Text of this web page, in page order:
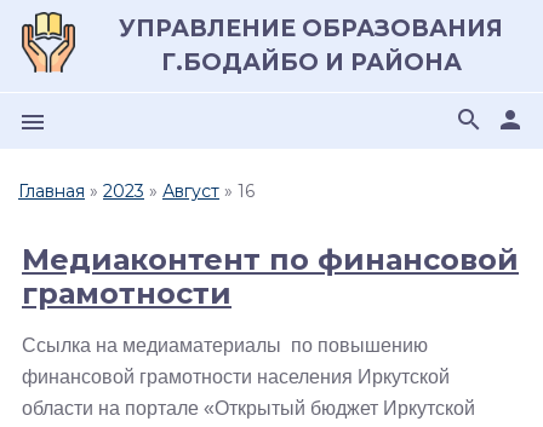
УПРАВЛЕНИЕ ОБРАЗОВАНИЯ
Г.БОДАЙБО И РАЙОНА
menu person
search
Главная » 2023 » Август » 16
Медиаконтент по финансовой
грамотности
Ссылка на медиаматериалы по повышению
финансовой грамотности населения Иркутской
области на портале «Открытый бюджет Иркутской